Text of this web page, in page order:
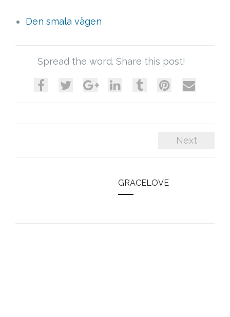
Den smala vägen
Spread the word. Share this post!
Next
GRACELOVE